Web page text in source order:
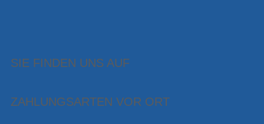
SIE FINDEN UNS AUF
ZAHLUNGSARTEN VOR ORT